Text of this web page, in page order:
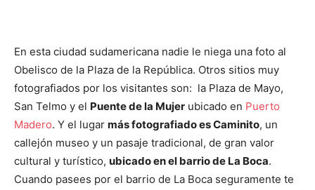
En esta ciudad sudamericana nadie le niega una foto al
Obelisco de la Plaza de la República. Otros sitios muy
fotografiados por los visitantes son: la Plaza de Mayo,
San Telmo y el Puente de la Mujer ubicado en Puerto
Madero. Y el lugar más fotografiado es Caminito, un
callejón museo y un pasaje tradicional, de gran valor
cultural y turístico, ubicado en el barrio de La Boca.
Cuando pasees por el barrio de La Boca seguramente te